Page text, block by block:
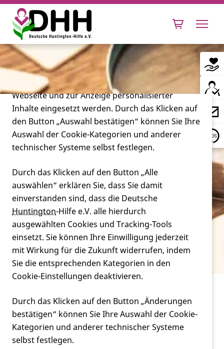
Leben mit Huntington
Forschung
Miteinander
Verein
Service
Psychopharmaka
Arzneimittel, das die neuronalen Abläufe im Gehirn
beeinflusst und dadurch eine Veränderung der
psychischen Verfassung bewirkt
Cookie-Einstellungen
Diese Webseite setzt verschiedene Cookies und
Tracking-Tools ein. Dies beinhaltet Cookies und
Tracking-Tools, die für den Betrieb der Webseite
technisch notwendig sind, die zu statistischen
Zwecken sowie zur besseren Bedienbarkeit der
Webseite und zur Anzeige personalisierter
Inhalte eingesetzt werden. Durch das Klicken auf
den Button „Auswahl bestätigen“ können Sie Ihre
Auswahl der Cookie-Kategorien und anderer
technischer Systeme selbst festlegen.
Durch das Klicken auf den Button „Alle
auswählen“ erklären Sie, dass Sie damit
einverstanden sind, dass die Deutsche
Huntington-Hilfe e.V. alle hierdurch
ausgewählten Cookies und Tracking-Tools
einsetzt. Sie können Ihre Einwilligung jederzeit
mit Wirkung für die Zukunft widerrufen, indem
Sie die entsprechenden Kategorien in den
Cookie-Einstellungen deaktivieren.
Durch das Klicken auf den Button „Änderungen
bestätigen“ können Sie Ihre Auswahl der Cookie-
Kategorien und anderer technischer Systeme
selbst festlegen.